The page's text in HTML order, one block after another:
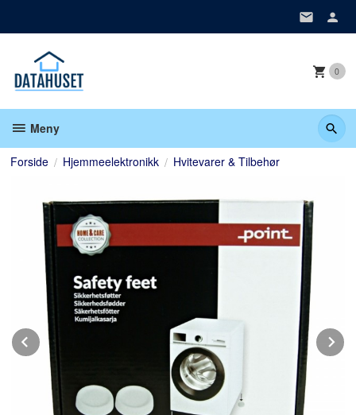
0
Meny
Forside Hjemmeelektronikk Hvitevarer & Tilbehør
Prev